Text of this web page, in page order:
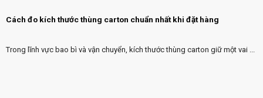
Cách đo kích thước thùng carton chuẩn nhất khi đặt hàng
Trong lĩnh vực bao bì và vận chuyển, kích thước thùng carton giữ một vai ...